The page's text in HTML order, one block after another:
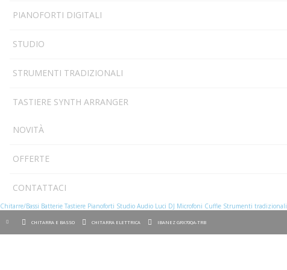
PIANOFORTI DIGITALI
STUDIO
STRUMENTI TRADIZIONALI
TASTIERE SYNTH ARRANGER
NOVITÀ
OFFERTE
CONTATTACI
Chitarre/Bassi Batterie Tastiere Pianoforti Studio Audio Luci DJ Microfoni Cuffie Strumenti tradizionali
CHITARRA E BASSO CHITARRA ELETTRICA IBANEZ GRX70QA-TRB